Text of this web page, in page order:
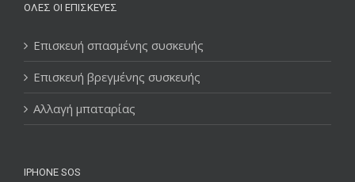
ΌΛΕΣ ΟΙ ΕΠΙΣΚΕΥΈΣ
Επισκευή σπασμένης συσκευής
Επισκευή βρεγμένης συσκευής
Αλλαγή μπαταρίας
IPHONE SOS